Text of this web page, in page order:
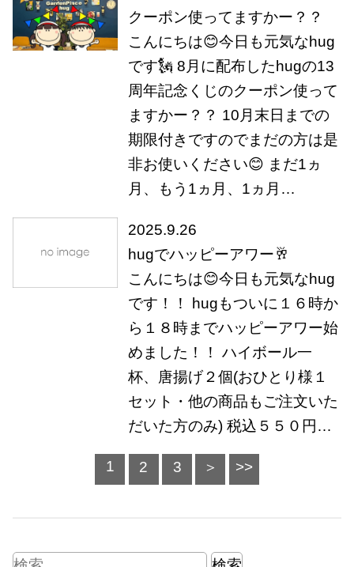
クーポン使ってますかー？？
こんにちは😊今日も元気なhug
です🗽 8月に配布したhugの13
周年記念くじのクーポン使って
ますかー？？ 10月末日までの
期限付きですのでまだの方は是
非お使いください😊 まだ1ヵ
月、もう1ヵ月、1ヵ月…
2025.9.26
hugでハッピーアワー🥂
こんにちは😊今日も元気なhug
です！！ hugもついに１６時か
ら１８時までハッピーアワー始
めました！！ ハイボール一
杯、唐揚げ２個(おひとり様１
セット・他の商品もご注文いた
だいた方のみ) 税込５５０円…
1 2 3 ＞ >>
検